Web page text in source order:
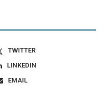
TWITTER
LINKEDIN
EMAIL